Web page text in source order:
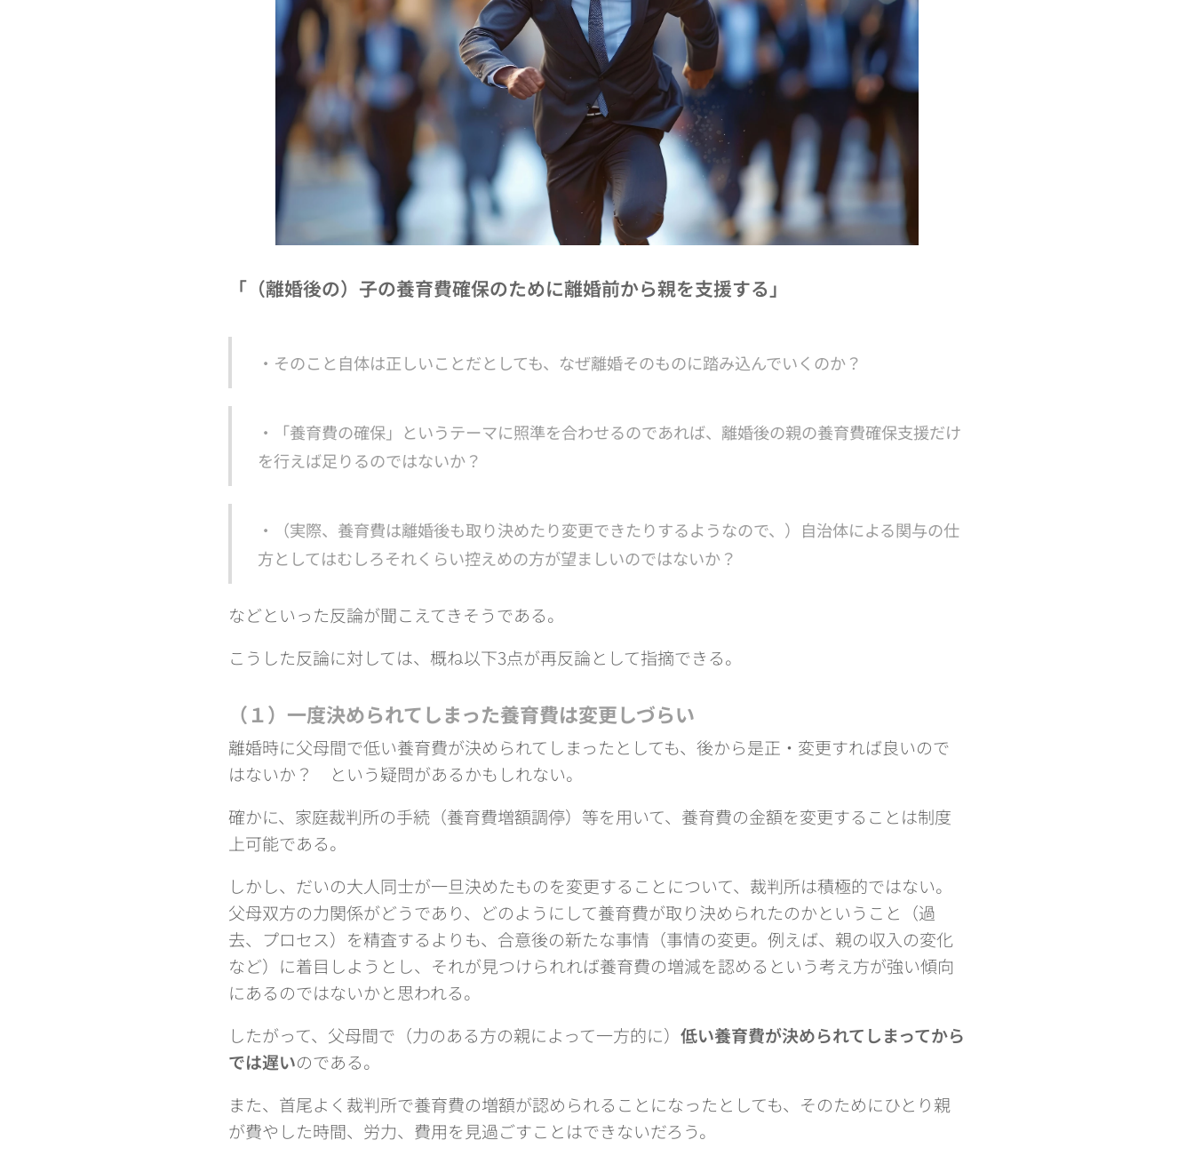
「（離婚後の）子の養育費確保のために離婚前から親を支援する」
・そのこと自体は正しいことだとしても、なぜ離婚そのものに踏み込んでいくのか？
・「養育費の確保」というテーマに照準を合わせるのであれば、離婚後の親の養育費確保支援だけ
を行えば足りるのではないか？
・（実際、養育費は離婚後も取り決めたり変更できたりするようなので、）自治体による関与の仕
方としてはむしろそれくらい控えめの方が望ましいのではないか？
などといった反論が聞こえてきそうである。
こうした反論に対しては、概ね以下3点が再反論として指摘できる。
（１）一度決められてしまった養育費は変更しづらい
離婚時に父母間で低い養育費が決められてしまったとしても、後から是正・変更すれば良いので
はないか？ という疑問があるかもしれない。
確かに、家庭裁判所の手続（養育費増額調停）等を用いて、養育費の金額を変更することは制度
上可能である。
しかし、だいの大人同士が一旦決めたものを変更することについて、裁判所は積極的ではない。
父母双方の力関係がどうであり、どのようにして養育費が取り決められたのかということ（過
去、プロセス）を精査するよりも、合意後の新たな事情（事情の変更。例えば、親の収入の変化
など）に着目しようとし、それが見つけられれば養育費の増減を認めるという考え方が強い傾向
にあるのではないかと思われる。
したがって、父母間で（力のある方の親によって一方的に） 低い養育費が決められてしまってから
では遅いのである。
また、首尾よく裁判所で養育費の増額が認められることになったとしても、そのためにひとり親
が費やした時間、労力、費用を見過ごすことはできないだろう。